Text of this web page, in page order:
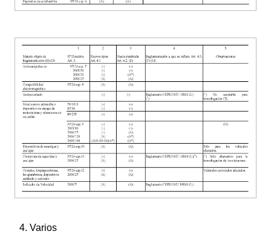
4. Varios